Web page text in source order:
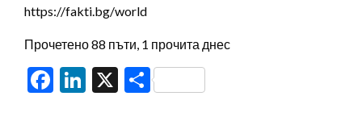
https://fakti.bg/world
Прочетено 88 пъти, 1 прочита днес
Facebook
LinkedIn
X Share